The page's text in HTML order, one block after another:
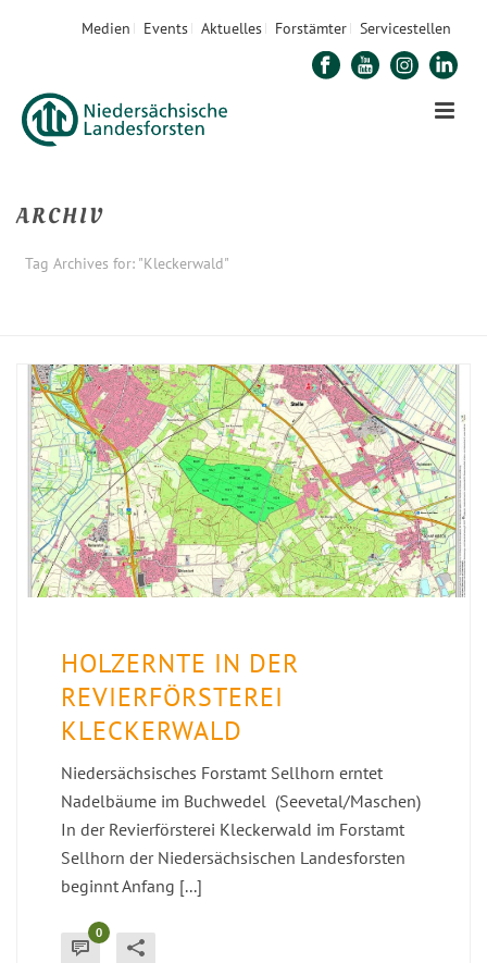
Medien Events Aktuelles Forstämter Servicestellen
ARCHIV
Tag Archives for: "Kleckerwald"
HOLZERNTE IN DER
REVIERFÖRSTEREI
KLECKERWALD
Niedersächsisches Forstamt Sellhorn erntet
Nadelbäume im Buchwedel (Seevetal/Maschen)
In der Revierförsterei Kleckerwald im Forstamt
Sellhorn der Niedersächsischen Landesforsten
beginnt Anfang [...]
0